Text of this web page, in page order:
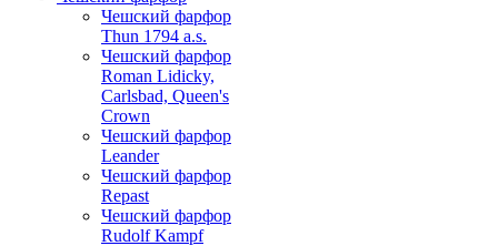
Чешский фарфор
Thun 1794 a.s.
Чешский фарфор
Roman Lidicky,
Carlsbad, Queen's
Crown
Чешский фарфор
Leander
Чешский фарфор
Repast
Чешский фарфор
Rudolf Kampf